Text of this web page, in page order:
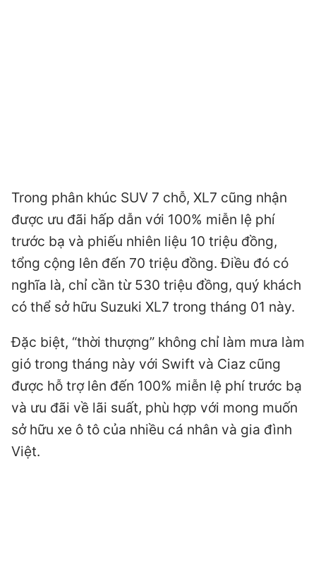
Trong phân khúc SUV 7 chỗ, XL7 cũng nhận
được ưu đãi hấp dẫn với 100% miễn lệ phí
trước bạ và phiếu nhiên liệu 10 triệu đồng,
tổng cộng lên đến 70 triệu đồng. Điều đó có
nghĩa là, chỉ cần từ 530 triệu đồng, quý khách
có thể sở hữu Suzuki XL7 trong tháng 01 này.
Đặc biệt, “thời thượng” không chỉ làm mưa làm
gió trong tháng này với Swift và Ciaz cũng
được hỗ trợ lên đến 100% miễn lệ phí trước bạ
và ưu đãi về lãi suất, phù hợp với mong muốn
sở hữu xe ô tô của nhiều cá nhân và gia đình
Việt.